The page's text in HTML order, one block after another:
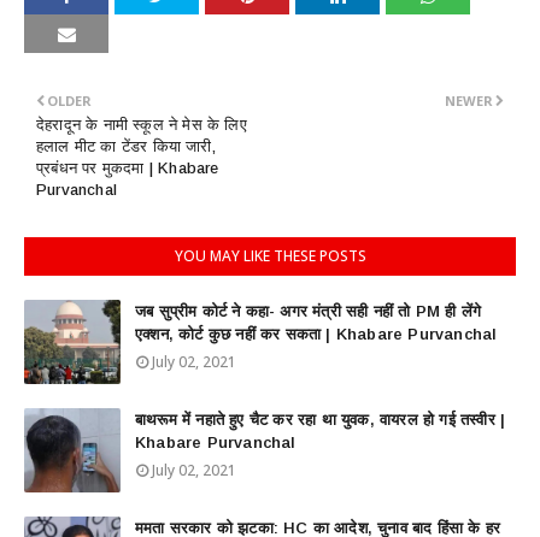
NEWER
OLDER
देहरादून के नामी स्कूल ने मेस के लिए
हलाल मीट का टेंडर किया जारी,
प्रबंधन पर मुकदमा | Khabare
Purvanchal
YOU MAY LIKE THESE POSTS
जब सुप्रीम कोर्ट ने कहा- अगर मंत्री सही नहीं तो PM ही लेंगे
एक्शन, कोर्ट कुछ नहीं कर सकता | Khabare Purvanchal
July 02, 2021
बाथरूम में नहाते हुए चैट कर रहा था युवक, वायरल हो गई तस्वीर |
Khabare Purvanchal
July 02, 2021
ममता सरकार को झटका: HC का आदेश, चुनाव बाद हिंसा के हर